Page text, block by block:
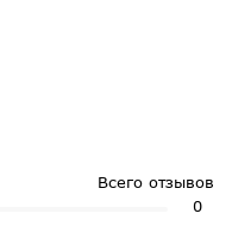
Всего отзывов
0